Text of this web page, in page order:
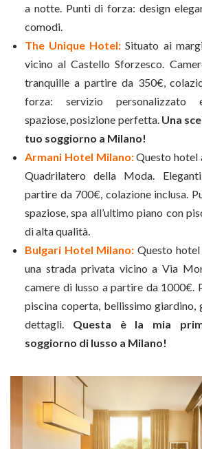
a notte. Punti di forza: design
comodi.
The Unique Hotel: Situato ai
vicino al Castello Sforzesco.
tranquille a partire da 350€,
forza: servizio personalizzato
spaziose, posizione perfetta. Una
tuo soggiorno a Milano!
Armani Hotel Milano:Questo hotel
Quadrilatero della Moda.
partire da 700€, colazione inclusa.
spaziose, spa all’ultimo piano con
di alta qualità.
Bulgari Hotel Milano: Questo
una strada privata vicino a Via
camere di lusso a partire da 1000€.
piscina coperta, bellissimo giardino,
dettagli. Questa è la mia
soggiorno di lusso a Milano!